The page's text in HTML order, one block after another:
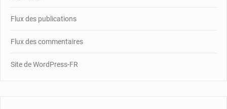
Flux des publications
Flux des commentaires
Site de WordPress-FR